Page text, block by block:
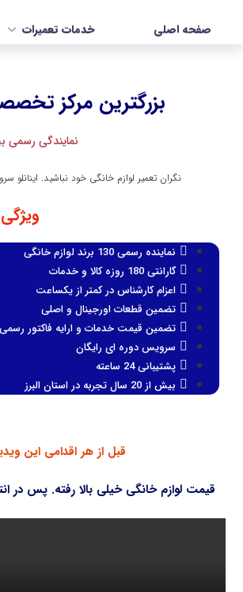
صفحه اصلی خدمات تعمیرات
بزرگترین مرکز
نمایندگی رسمی بیش از 130 برند لوازم
نگران تعمیر لوازم خانگی خود نباشید. اینانلو سرویس با بیش از 250 تکنسین دوره دیده در
نماینده رسمی 130 برند لوازم خانگی
گارانتی 180 روزه کالا و خدمات
اعزام کارشناس در کمتر از یکساعت
تضمین قطعات اورجینال و اصلی
تضمین قیمت خدمات و ارایه فاکتور رسمی
سرویس دوره ای رایگان
پشتیبانی 24 ساعته
بیش از 20 سال تجربه در استان البرز
قبل از هر اقدامی این
قیمت لوازم خانگی خیلی بالا رفته. پس